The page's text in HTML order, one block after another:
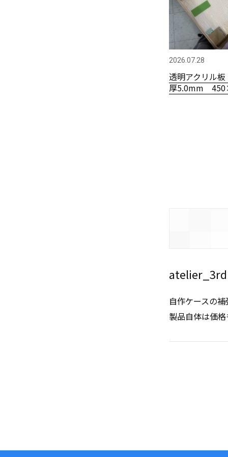
2026.07.28
透明アクリル
厚5.0mm
atelier_3rd
自作ケースの
製品自体は価